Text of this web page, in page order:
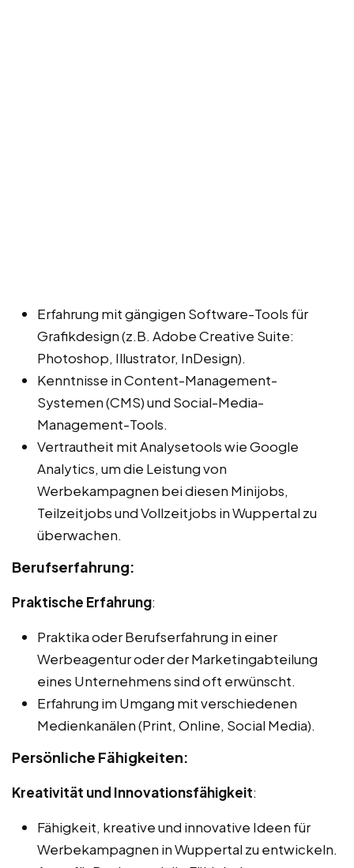
Erfahrung mit gängigen Software-Tools für
Grafikdesign (z.B. Adobe Creative Suite:
Photoshop, Illustrator, InDesign).
Kenntnisse in Content-Management-
Systemen (CMS) und Social-Media-
Management-Tools.
Vertrautheit mit Analysetools wie Google
Analytics, um die Leistung von
Werbekampagnen bei diesen Minijobs,
Teilzeitjobs und Vollzeitjobs in Wuppertal zu
überwachen.
Berufserfahrung:
Praktische Erfahrung:
Praktika oder Berufserfahrung in einer
Werbeagentur oder der Marketingabteilung
eines Unternehmens sind oft erwünscht.
Erfahrung im Umgang mit verschiedenen
Medienkanälen (Print, Online, Social Media).
Persönliche Fähigkeiten:
Kreativität und Innovationsfähigkeit:
Fähigkeit, kreative und innovative Ideen für
Werbekampagnen in Wuppertal zu entwickeln.